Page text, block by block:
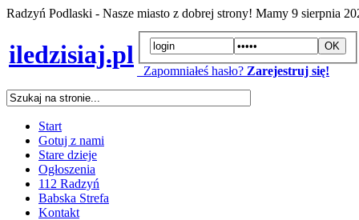
Radzyń Podlaski - Nasze miasto z dobrej strony! Mamy 9 sierpnia
iledzisiaj.pl
Zapomniałeś hasło? Zarejestruj się!
Start
Gotuj z nami
Stare dzieje
Ogłoszenia
112 Radzyń
Babska Strefa
Kontakt